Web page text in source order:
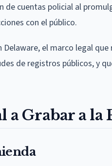
cuentas policial al
con el público.
el marco legal
de registros públicos, y
a Grabar a la